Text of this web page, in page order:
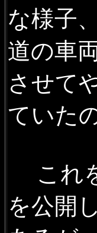
2020
直前
2020
景 札
2020
2020
C11、
2020
な様子
道の車
させて
ていた
これ
を公開